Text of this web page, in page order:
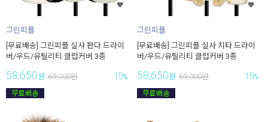
그린피플
[무료배송] 그린피플 실사 판다 드라이
버/우드/유틸리티 클럽커버 3종
58,650원 69,000원 15%
그린피플
[무료배송] 그린피플 실사 치타 드라이
버/우드/유틸리티 클럽커버 3종
58,650원 69,000원 15%